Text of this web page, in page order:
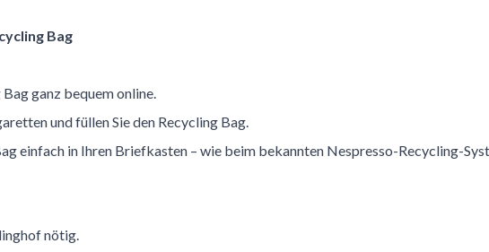
Bag
ganz bequem online.
und füllen Sie den Recycling Bag.
einfach in Ihren Briefkasten – wie beim bekannten Nespresso-Recycling-
nötig.